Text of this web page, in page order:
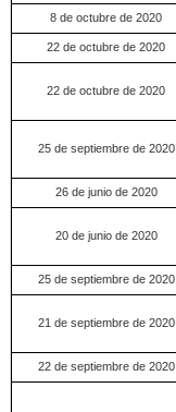
8 de octubre de 2020
22 de octubre de 2020
22 de octubre de 2020
25 de septiembre de 2020
26 de junio de 2020
20 de junio de 2020
25 de septiembre de 2020
21 de septiembre de 2020
22 de septiembre de 2020